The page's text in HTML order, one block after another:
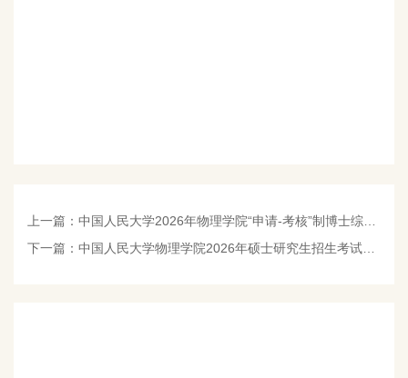
上一篇： 中国人民大学2026年物理学院“申请-考核”制博士综合考核成绩
下一篇： 中国人民大学物理学院2026年硕士研究生招生考试复试录取工作方案